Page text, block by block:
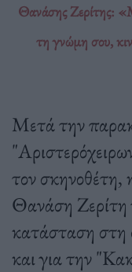
Θανάσης Ζερίτης:
τη γνώμη σου,
Μετά την
τον σκηνοθέτη,
Θανάση Ζερίτη
κατάσταση
και για την